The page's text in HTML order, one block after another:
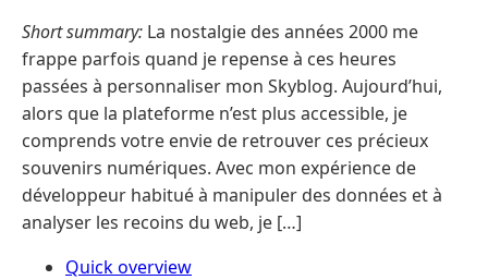
Short summary: La nostalgie des années 2000 me
frappe parfois quand je repense à ces heures
passées à personnaliser mon Skyblog. Aujourd’hui,
alors que la plateforme n’est plus accessible, je
comprends votre envie de retrouver ces précieux
souvenirs numériques. Avec mon expérience de
développeur habitué à manipuler des données et à
analyser les recoins du web, je […]
Quick overview